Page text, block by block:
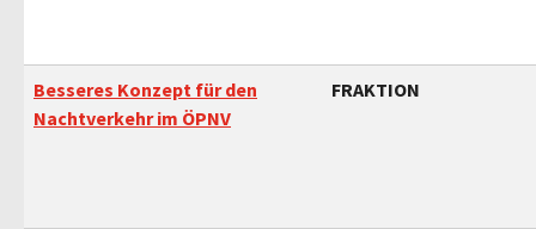
Besseres Konzept für den
Nachtverkehr im ÖPNV
FRAKTION